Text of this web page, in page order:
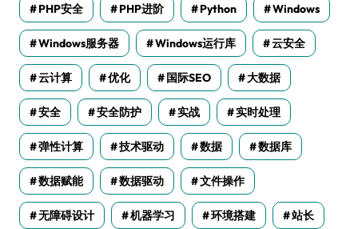
PHP安全 PHP进阶 Python Windows
Windows服务器 Windows运行库 云安全
云计算 优化 国际SEO 大数据
安全 安全防护 实战 实时处理
弹性计算 技术驱动 数据 数据库
数据赋能 数据驱动 文件操作
无障碍设计 机器学习 环境搭建 站长